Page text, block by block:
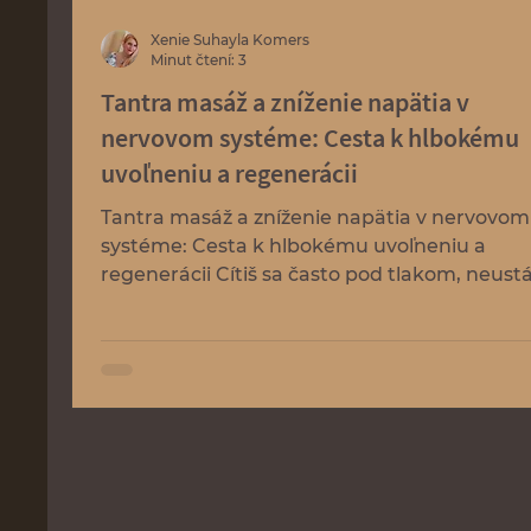
Tantra masáž a zníženie napätia v
nervovom systéme: Cesta k hlbokému
uvoľneniu a regenerácii
Tantra masáž a zníženie napätia v nervovom
systéme: Cesta k hlbokému uvoľneniu a
regenerácii Cítiš sa často pod tlakom,
Xenie Suhayla Komers
Minut čtení: 3